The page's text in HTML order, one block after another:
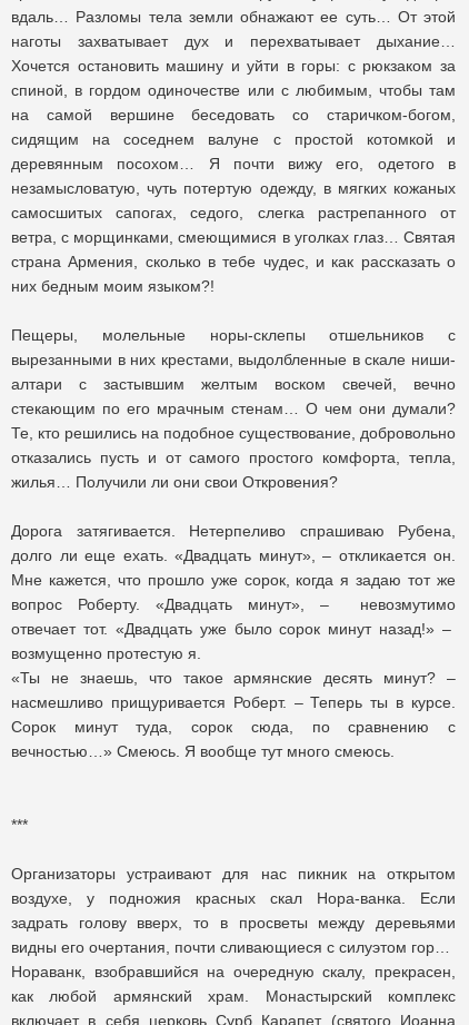
вдаль… Разломы тела земли обнажают ее суть… От этой
наготы захватывает дух и перехватывает дыхание…
Хочется остановить машину и уйти в горы: с рюкзаком за
спиной, в гордом одиночестве или с любимым, чтобы там
на самой вершине беседовать со старичком-богом,
сидящим на соседнем валуне с простой котомкой и
деревянным посохом… Я почти вижу его, одетого в
незамысловатую, чуть потертую одежду, в мягких кожаных
самосшитых сапогах, седого, слегка растрепанного от
ветра, с морщинками, смеющимися в уголках глаз… Святая
страна Армения, сколько в тебе чудес, и как рассказать о
них бедным моим языком?!
Пещеры, молельные норы-склепы отшельников с
вырезанными в них крестами, выдолбленные в скале ниши-
алтари с застывшим желтым воском свечей, вечно
стекающим по его мрачным стенам… О чем они думали?
Те, кто решились на подобное существование, добровольно
отказались пусть и от самого простого комфорта, тепла,
жилья… Получили ли они свои Откровения?
Дорога затягивается. Нетерпеливо спрашиваю Рубена,
долго ли еще ехать. «Двадцать минут», – откликается он.
Мне кажется, что прошло уже сорок, когда я задаю тот же
вопрос Роберту. «Двадцать минут», – невозмутимо
отвечает тот. «Двадцать уже было сорок минут назад!» –
возмущенно протестую я.
«Ты не знаешь, что такое армянские десять минут? –
насмешливо прищуривается Роберт. – Теперь ты в курсе.
Сорок минут туда, сорок сюда, по сравнению с
вечностью…» Смеюсь. Я вообще тут много смеюсь.
***
Организаторы устраивают для нас пикник на открытом
воздухе, у подножия красных скал Нора-ванка. Если
задрать голову вверх, то в просветы между деревьями
видны его очертания, почти сливающиеся с силуэтом гор…
Нораванк, взобравшийся на очередную скалу, прекрасен,
как любой армянский храм. Монастырский комплекс
включает в себя церковь Сурб Карапет (святого Иоанна